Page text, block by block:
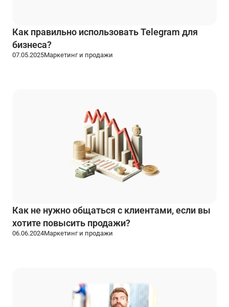
Как правильно использовать Telegram для
бизнеса?
07.05.2025Маркетинг и продажи
Как не нужно общаться с клиентами, если вы
хотите повысить продажи?
06.06.2024Маркетинг и продажи